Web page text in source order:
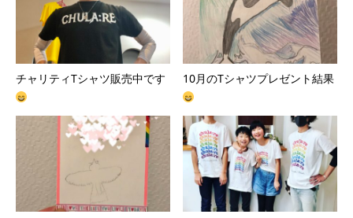
チャリティTシャツ販売中です 10月のTシャツプレゼント結果